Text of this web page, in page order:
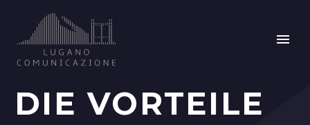
DIE VORTEILE